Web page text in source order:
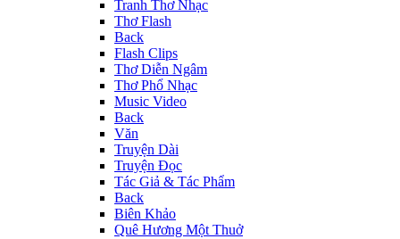
Tranh Thơ Nhạc
Thơ Flash
Back
Flash Clips
Thơ Diễn Ngâm
Thơ Phổ Nhạc
Music Video
Back
Văn
Truyện Dài
Truyện Đọc
Tác Giả & Tác Phẩm
Back
Biên Khảo
Quê Hương Một Thuở